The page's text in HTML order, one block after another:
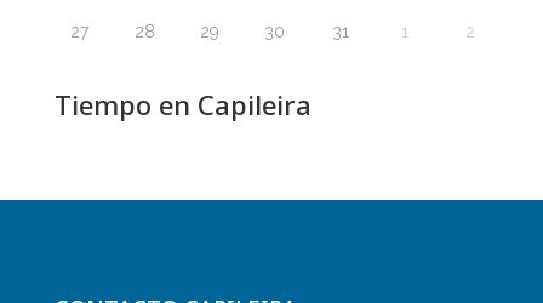
27 28 29 30 31 1 2
Tiempo en Capileira